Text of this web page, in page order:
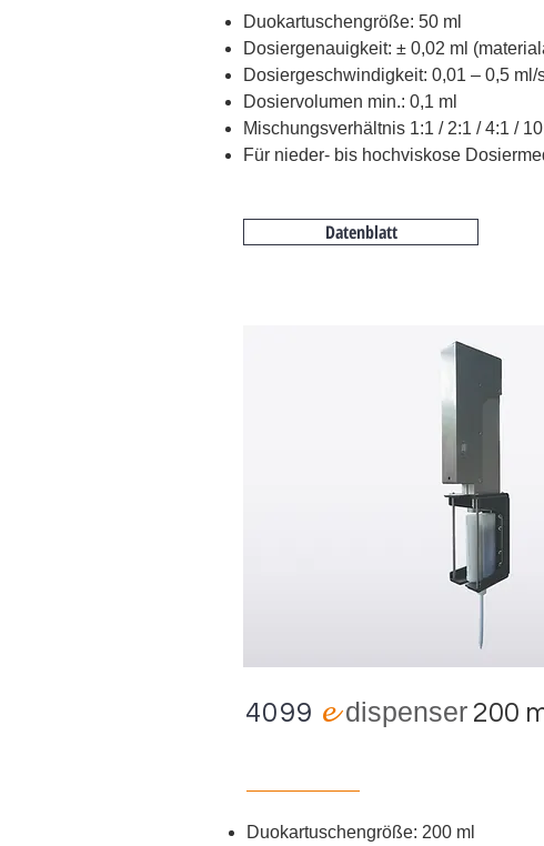
Duokartuschengröße: 50 ml
Dosiergenauigkeit: ± 0,02 ml
Dosiergeschwindigkeit: 0,01 – 0,5 ml/
Dosiervolumen min.: 0,1 ml
Mischungsverhältnis 1:1 / 2:1 / 4:1 /
Für nieder- bis hochviskose
Datenblatt
4099 edispenser200
Duokartuschengröße: 200 ml